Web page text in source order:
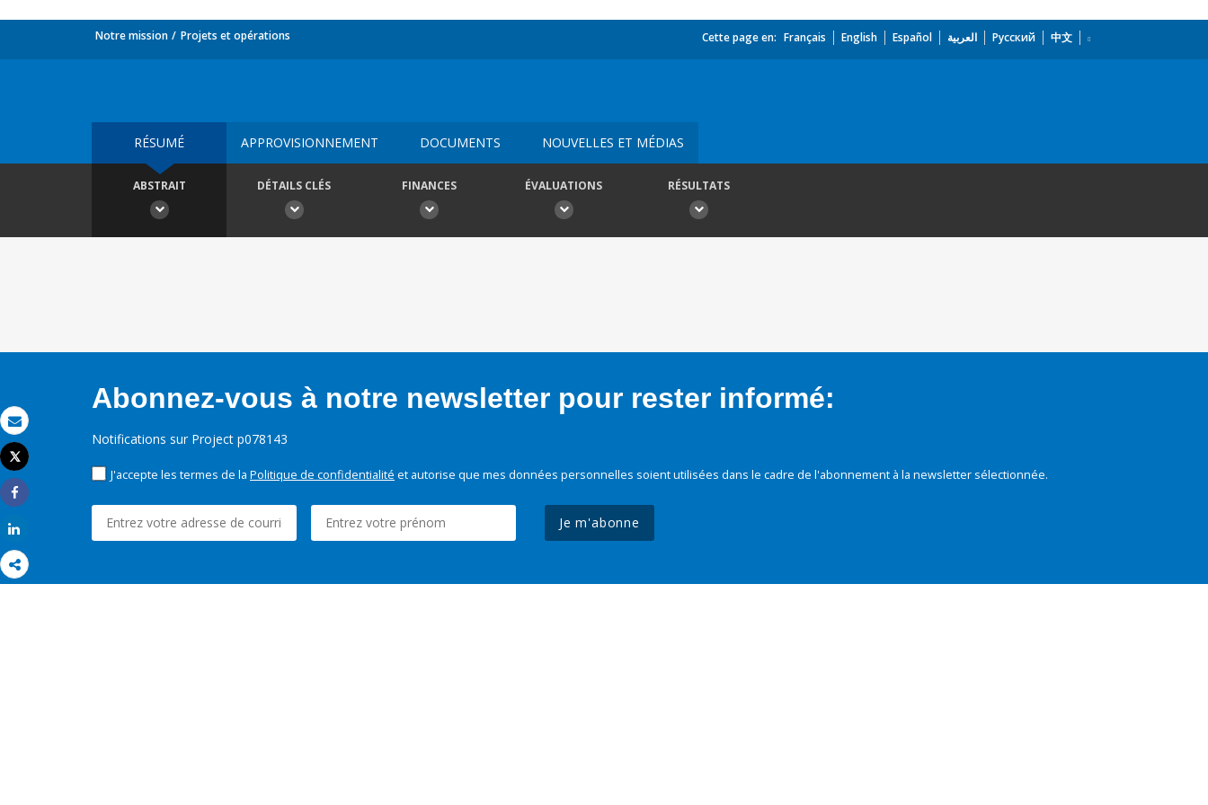
Email
Imprimer
Tweet
Share
Notre mission Projets et opérations Cette page en: Français English Español العربية Русский 中文
RÉSUMÉ APPROVISIONNEMENT DOCUMENTS NOUVELLES ET MÉDIAS
ABSTRAIT DÉTAILS CLÉS FINANCES ÉVALUATIONS RÉSULTATS
Abonnez-vous à notre newsletter pour rester informé:
Notifications sur Project p078143
J'accepte les termes de la Politique de confidentialité et autorise que mes données personnelles soient utilisées dans le cadre de l'abonnement à la newsletter sélectionnée.
Je m'abonne